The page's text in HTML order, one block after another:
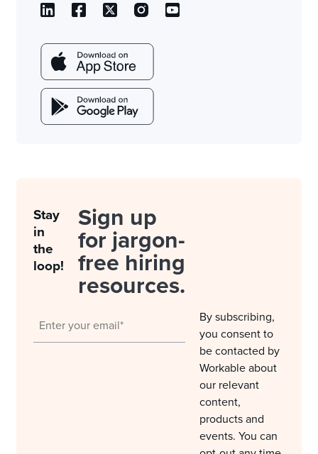
Stay
in
the
loop!
Sign up
for jargon-
free hiring
resources.
By subscribing,
you consent to
be contacted by
Workable about
our relevant
content,
products and
events. You can